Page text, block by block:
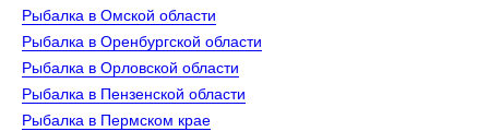
Рыбалка в Омской области
Рыбалка в Оренбургской области
Рыбалка в Орловской области
Рыбалка в Пензенской области
Рыбалка в Пермском крае